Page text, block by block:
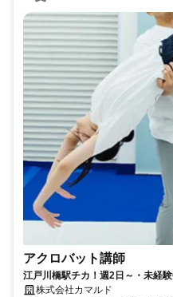
アクロバット講師
江戸川橋駅チカ！週2日～・未経
株式会社カマルド